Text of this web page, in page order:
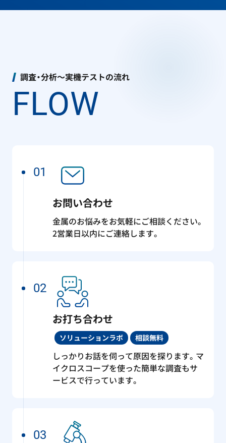
調査・分析～実機テストの流れ
FLOW
01
お問い合わせ
金属のお悩みをお気軽にご相談ください。
2営業日以内にご連絡します。
02
お打ち合わせ
ソリューションラボ 相談無料
しっかりお話を伺って原因を探ります。マ
イクロスコープを使った簡単な調査もサ
ービスで行っています。
03